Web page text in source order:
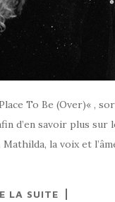
To Be (Over)« ,
d’en savoir plus
la voix et
LA SUITE